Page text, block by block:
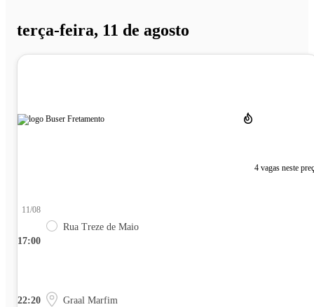
terça-feira, 11 de agosto
4 vagas neste
17:00
11/08
Rua Treze de Maio
22:20 Graal Marfim